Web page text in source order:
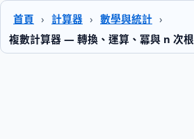
首頁 › 計算器 › 數學與統計 ›
複數計算器 — 轉換、運算、冪與 n 次根